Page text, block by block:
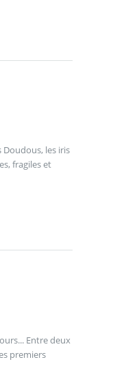
Doudous, les iris
fragiles et
Entre deux
premiers